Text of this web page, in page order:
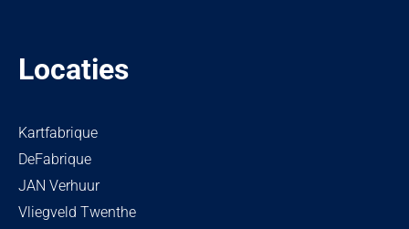
Locaties
Kartfabrique
DeFabrique
JAN Verhuur
Vliegveld Twenthe